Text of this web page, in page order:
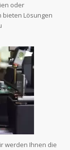
oder
Lösungen
werden Ihnen die